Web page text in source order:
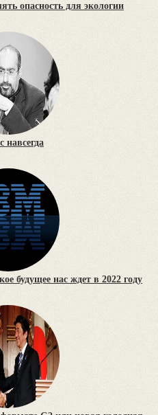
опасность для экологии
навсегда
будущее нас ждет в 2022 году